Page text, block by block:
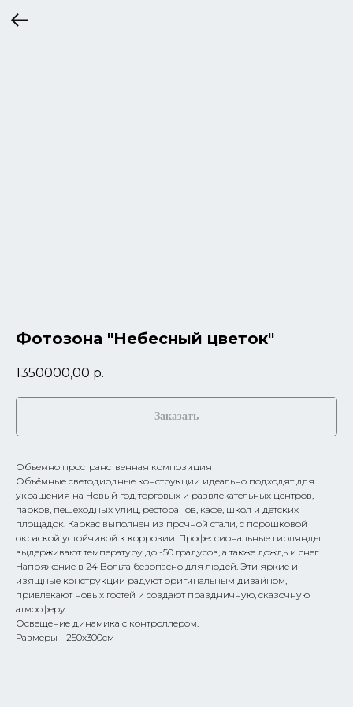
Фотозона "Небесный цветок"
1350000,00 р.
Заказать
Объемно пространственная композиция
Объёмные светодиодные конструкции идеально подходят для
украшения на Новый год торговых и развлекательных центров,
парков, пешеходных улиц, ресторанов, кафе, школ и детских
площадок. Каркас выполнен из прочной стали, с порошковой
окраской устойчивой к коррозии. Профессиональные гирлянды
выдерживают температуру до -50 градусов, а также дождь и снег.
Напряжение в 24 Вольта безопасно для людей. Эти яркие и
изящные конструкции радуют оригинальным дизайном,
привлекают новых гостей и создают праздничную, сказочную
атмосферу.
Освещение динамика с контроллером.
Размеры - 250х300см